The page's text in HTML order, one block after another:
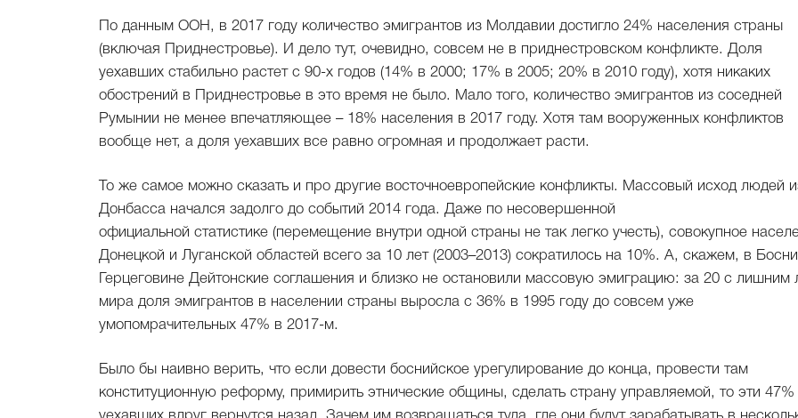
По данным ООН, в 2017 году количество эмигрантов из Молдавии достигло 24% населения страны
(включая Приднестровье). И дело тут, очевидно, совсем не в приднестровском конфликте. Доля
уехавших стабильно растет с 90-х годов (14% в 2000; 17% в 2005; 20% в 2010 году), хотя никаких
обострений в Приднестровье в это время не было. Мало того, количество эмигрантов из соседней
Румынии не менее впечатляющее – 18% населения в 2017 году. Хотя там вооруженных конфликтов
вообще нет, а доля уехавших все равно огромная и продолжает расти.
То же самое можно сказать и про другие восточноевропейские конфликты. Массовый исход людей
Донбасса начался задолго до событий 2014 года. Даже по несовершенной
официальной статистике (перемещение внутри одной страны не так легко учесть), совокупное
Донецкой и Луганской областей всего за 10 лет (2003–2013) сократилось на 10%. А, скажем, в
Герцеговине Дейтонские соглашения и близко не остановили массовую эмиграцию: за 20 с лишним
мира доля эмигрантов в населении страны выросла с 36% в 1995 году до совсем уже
умопомрачительных 47% в 2017-м.
Было бы наивно верить, что если довести боснийское урегулирование до конца, провести там
конституционную реформу, примирить этнические общины, сделать страну управляемой, то эти 47%